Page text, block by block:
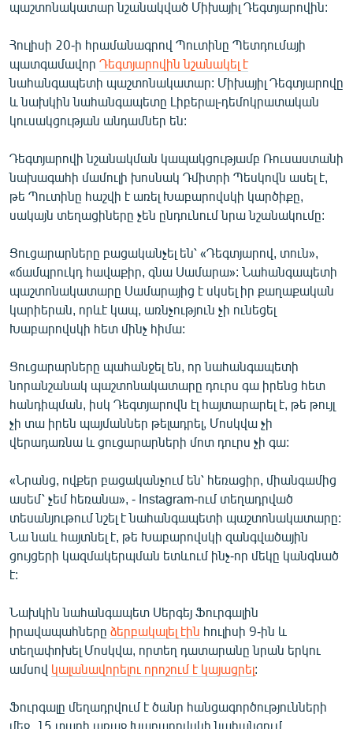
պաշտոնակատար նշանակված Միխայիլ Դեգտյարովին:
Հուլիսի 20-ի հրամանագրով Պուտինը Պետդումայի
պատգամավոր Դեգտյարովին նշանակել է
նահանգապետի պաշտոնակատար: Միխայիլ Դեգտյարովը
և նախկին նահանգապետը Լիբերալ-դեմոկրատական
կուսակցության անդամներ են:
Դեգտյարովի նշանակման կապակցությամբ Ռուսաստանի
նախագահի մամուլի խոսնակ Դմիտրի Պեսկովն ասել է,
թե Պուտինը հաշվի է առել Խաբարովսկի կարծիքը,
սակայն տեղացիները չեն ընդունում նրա նշանակումը:
Ցուցարարները բացականչել են՝ «Դեգտյարով, տուն»,
«ճամպրուկդ հավաքիր, գնա Սամարա»: Նահանգապետի
պաշտոնակատարը Սամարայից է սկսել իր քաղաքական
կարիերան, որևէ կապ, առնչություն չի ունեցել
Խաբարովսկի հետ մինչ հիմա:
Ցուցարարները պահանջել են, որ նահանգապետի
նորանշանակ պաշտոնակատարը դուրս գա իրենց հետ
հանդիպման, իսկ Դեգտյարովն էլ հայտարարել է, թե թույլ
չի տա իրեն պայմաններ թելադրել, Մոսկվա չի
վերադառնա և ցուցարարների մոտ դուրս չի գա:
«Նրանց, ովքեր բացականչում են՝ հեռացիր, միանգամից
ասեմ՝ չեմ հեռանա», - Instagram-ում տեղադրված
տեսանյութում նշել է նահանգապետի պաշտոնակատարը:
Նա նաև հայտնել է, թե Խաբարովսկի զանգվածային
ցույցերի կազմակերպման ետևում ինչ-որ մեկը կանգնած
է:
Նախկին նահանգապետ Սերգեյ Ֆուրգալին
իրավապահները ձերբակալել էին հուլիսի 9-ին և
տեղափոխել Մոսկվա, որտեղ դատարանը նրան երկու
ամսով կալանավորելու որոշում է կայացրել:
Ֆուրգալը մեղադրվում է ծանր հանցագործությունների
մեջ. 15 տարի առաջ Խաբարովսկի նահանգում